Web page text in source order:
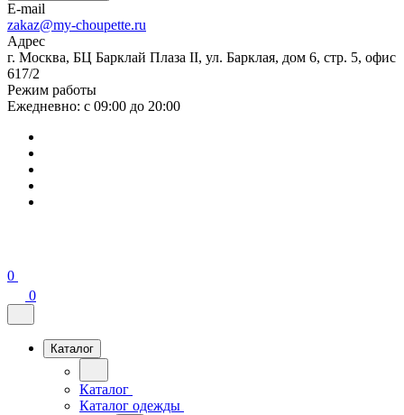
E-mail
zakaz@my-choupette.ru
Адрес
г. Москва, БЦ Барклай Плаза II, ул. Барклая, дом 6, стр. 5, офис
617/2
Режим работы
Ежедневно: с 09:00 до 20:00
0
0
Каталог
Каталог
Каталог одежды